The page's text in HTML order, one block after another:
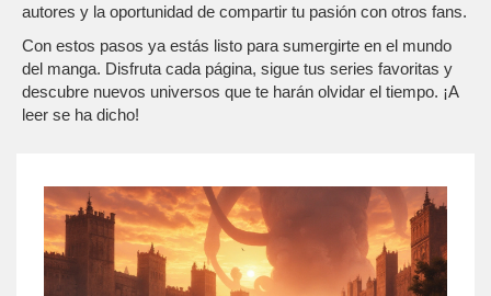
autores y la oportunidad de compartir tu pasión con otros fans.
Con estos pasos ya estás listo para sumergirte en el mundo
del manga. Disfruta cada página, sigue tus series favoritas y
descubre nuevos universos que te harán olvidar el tiempo. ¡A
leer se ha dicho!